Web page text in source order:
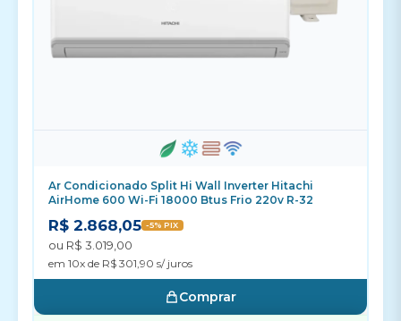
Ar Condicionado Split Hi Wall Inverter Hitachi
AirHome 600 Wi-Fi 18000 Btus Frio 220v R-32
R$ 2.868,05 -5% PIX
ou R$ 3.019,00
em 10x de R$ 301,90 s/ juros
Comprar